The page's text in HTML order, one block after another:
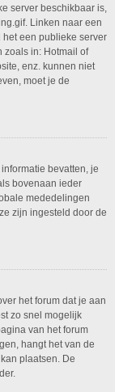
server beschikbaar is,
Linken naar een
een publieke server
zoals in: Hotmail of
enz. kunnen niet
moet je de
bevatten, je
bovenaan ieder
mededelingen
zijn ingesteld door de
het forum dat je aan
zo snel mogelijk
van het forum
hangt het van de
plaatsen. De